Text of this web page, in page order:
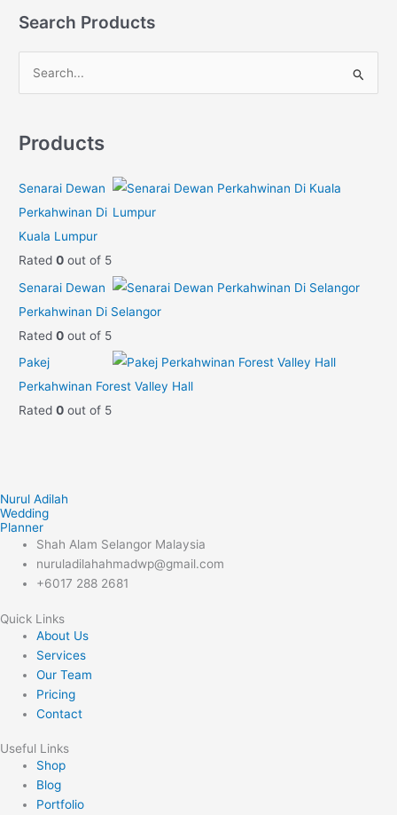
Search Products
r
h
f
o
r
:
Products
Senarai Dewan
Perkahwinan Di
Kuala Lumpur
Rated0 out of 5
Senarai Dewan
Perkahwinan Di Selangor
Rated0 out of 5
Pakej
Perkahwinan Forest Valley Hall
Rated0 out of 5
Nurul Adilah
Wedding
Planner
Shah Alam Selangor Malaysia
nuruladilahahmadwp@gmail.com
+6017 288 2681
Quick Links
About Us
Services
Our Team
Pricing
Contact
Useful Links
Shop
Blog
Portfolio